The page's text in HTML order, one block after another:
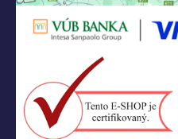
04001 Košice
Slovenská Republika
IČ DPH: SK2023978330
Logo LEGO, minifigures, DUPLO,